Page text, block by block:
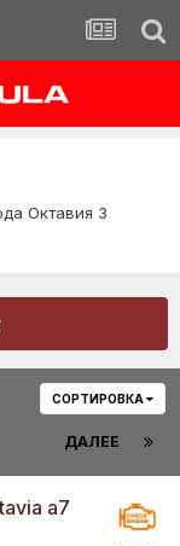
Октавия 3
СОРТИРОВКА
ДАЛЕЕ
a7